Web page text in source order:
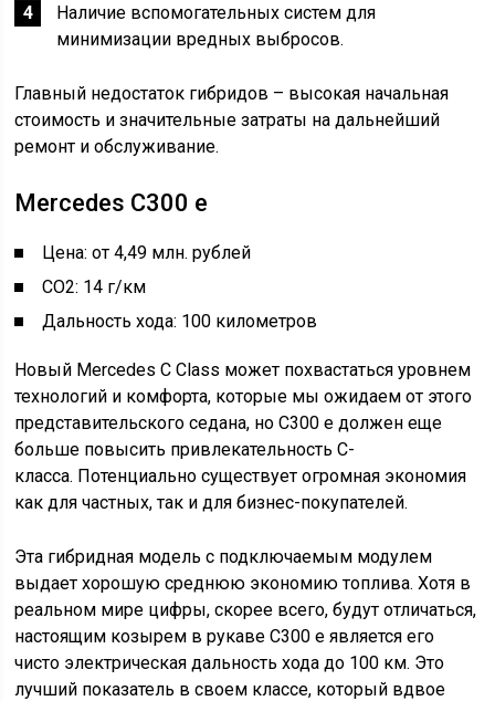
Наличие вспомогательных систем для
минимизации вредных выбросов.
Главный недостаток гибридов – высокая начальная
стоимость и значительные затраты на дальнейший
ремонт и обслуживание.
Mercedes C300 e
Цена: от 4,49 млн. рублей
CO2: 14 г/км
Дальность хода: 100 километров
Новый Mercedes C Class может похвастаться уровнем
технологий и комфорта, которые мы ожидаем от этого
представительского седана, но C300 e должен еще
больше повысить привлекательность C-
класса. Потенциально существует огромная экономия
как для частных, так и для бизнес-покупателей.
Эта гибридная модель с подключаемым модулем
выдает хорошую среднюю экономию топлива. Хотя в
реальном мире цифры, скорее всего, будут отличаться,
настоящим козырем в рукаве C300 e является его
чисто электрическая дальность хода до 100 км. Это
лучший показатель в своем классе, который вдвое